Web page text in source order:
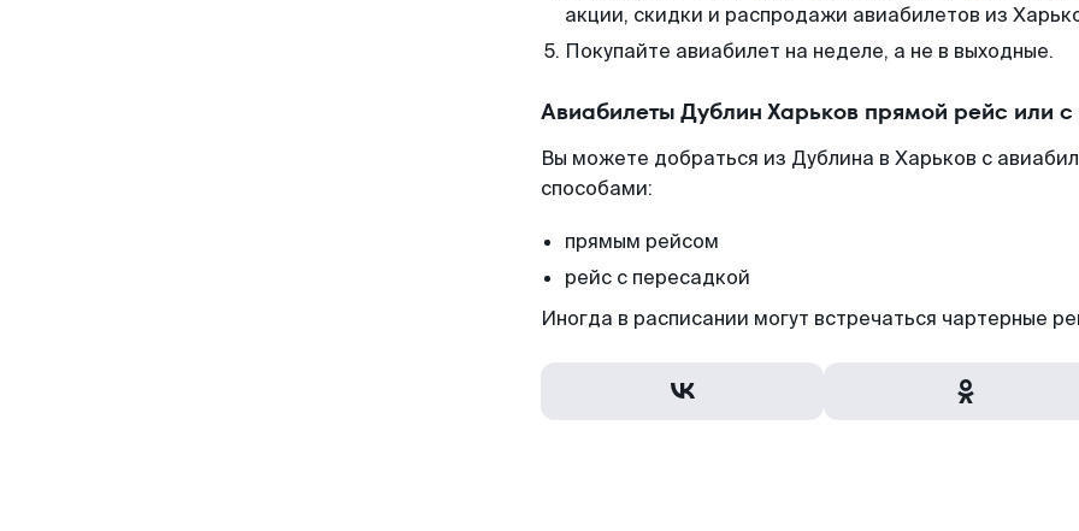
акции, скидки и распродажи авиабилетов из
Покупайте авиабилет на неделе, а не в выходные.
Авиабилеты Дублин Харьков прямой рейс или
Вы можете добраться из Дублина в Харьков с
способами:
прямым рейсом
рейс с пересадкой
Иногда в расписании могут встречаться чартерные